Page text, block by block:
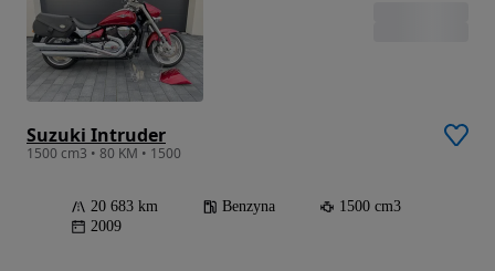
Suzuki Intruder
1500 cm3 • 80 KM • 1500
20 683 km Benzyna
1500 cm3
2009